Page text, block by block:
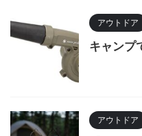
アウトドア
キャンプ
アウトドア